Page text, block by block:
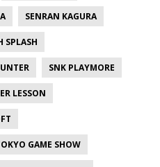
SENRAN KAGURA
SPLASH
SNK PLAYMORE
LESSON
GAME SHOW